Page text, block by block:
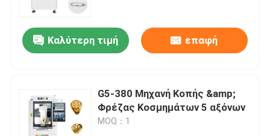
Εκπομπή VR
Σχετικά με εμάς
Ποιοτικός έλεγχος
μετάδοσης για ακριβή χάραξη
Καλύτερη τιμή επαφή
G5-380 Μηχανή Κοπής &amp;
Φρέζας Κοσμημάτων 5 αξόνων
MOQ：1